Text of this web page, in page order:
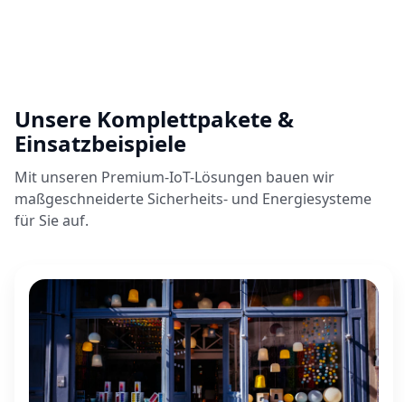
Unsere Komplettpakete &
Einsatzbeispiele
Mit unseren Premium-IoT-Lösungen bauen wir
maßgeschneiderte Sicherheits- und Energiesysteme
für Sie auf.